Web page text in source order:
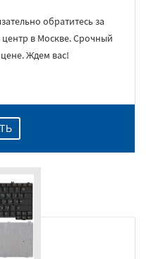
обратитесь за
в Москве. Срочный
Ждем вас!